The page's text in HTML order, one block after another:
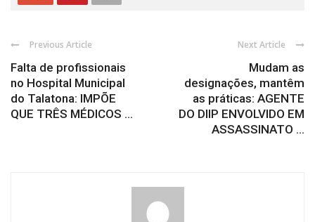
Previous Article
Falta de profissionais
no Hospital Municipal
do Talatona: IMPÕE
QUE TRÊS MÉDICOS ...
Next Article
Mudam as
designações, mantêm
as práticas: AGENTE
DO DIIP ENVOLVIDO EM
ASSASSINATO ...